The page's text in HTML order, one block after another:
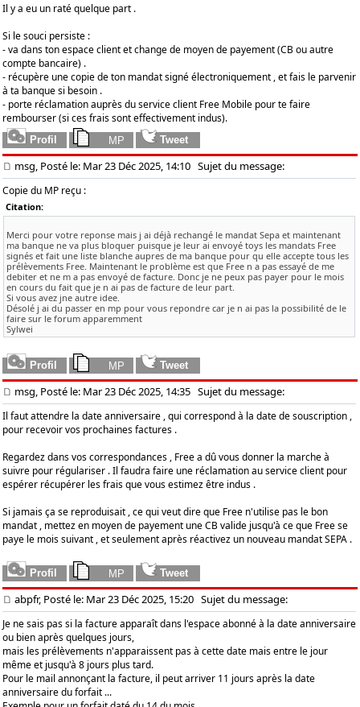
Il y a eu un raté quelque part .
Si le souci persiste :
- va dans ton espace client et change de moyen de payement (CB ou autre
compte bancaire) .
- récupère une copie de ton mandat signé électroniquement , et fais le parvenir
à ta banque si besoin .
- porte réclamation auprès du service client Free Mobile pour te faire
rembourser (si ces frais sont effectivement indus).
msg, Posté le: Mar 23 Déc 2025, 14:10 Sujet du message:
Copie du MP reçu :
Citation:
Merci pour votre reponse mais j ai déjà rechangé le mandat Sepa et maintenant
ma banque ne va plus bloquer puisque je leur ai envoyé toys les mandats Free
signés et fait une liste blanche aupres de ma banque pour qu elle accepte tous les
prélèvements Free. Maintenant le problème est que Free n a pas essayé de me
debiter et ne m a pas envoyé de facture. Donc je ne peux pas payer pour le mois
en cours du fait que je n ai pas de facture de leur part.
Si vous avez jne autre idee.
Désolé j ai du passer en mp pour vous repondre car je n ai pas la possibilité de le
faire sur le forum apparemment
Sylwei
msg, Posté le: Mar 23 Déc 2025, 14:35 Sujet du message:
Il faut attendre la date anniversaire , qui correspond à la date de souscription ,
pour recevoir vos prochaines factures .
Regardez dans vos correspondances , Free a dû vous donner la marche à
suivre pour régulariser . Il faudra faire une réclamation au service client pour
espérer récupérer les frais que vous estimez être indus .
Si jamais ça se reproduisait , ce qui veut dire que Free n'utilise pas le bon
mandat , mettez en moyen de payement une CB valide jusqu'à ce que Free se
paye le mois suivant , et seulement après réactivez un nouveau mandat SEPA .
abpfr, Posté le: Mar 23 Déc 2025, 15:20 Sujet du message:
Je ne sais pas si la facture apparaît dans l'espace abonné à la date anniversaire
ou bien après quelques jours,
mais les prélèvements n'apparaissent pas à cette date mais entre le jour
même et jusqu'à 8 jours plus tard.
Pour le mail annonçant la facture, il peut arriver 11 jours après la date
anniversaire du forfait ...